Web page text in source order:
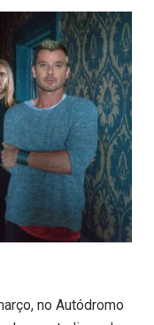
no Autódromo